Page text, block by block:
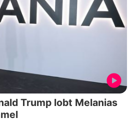
Trump lobt Melanias